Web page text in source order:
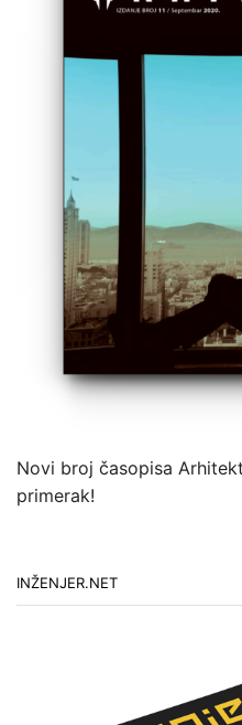
Novi broj časopisa
primerak!
INŽENJER.NET